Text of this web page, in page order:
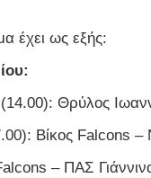
έχει ως εξής:
Θρύλος
Βίκος Falcons
– ΠΑΣ